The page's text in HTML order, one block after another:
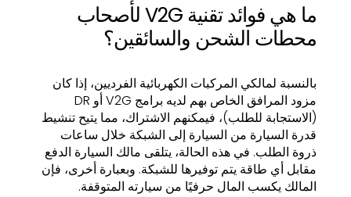
ما هي فوائد تقنية V2G لأصحاب
محطات الشحن والسائقين؟
بالنسبة لمالكي المركبات الكهربائية الفرديين، إذا كان
مزود المرافق الخاص بهم لديه برامج V2G أو DR
(الاستجابة للطلب)، فيمكنهم الاشتراك، مما يتيح تنشيط
قدرة السيارة من السيارة إلى الشبكة خلال ساعات
ذروة الطلب. في هذه الحالة، يتلقى مالك السيارة الدفع
مقابل أي طاقة يتم توفيرها للشبكة. وبعبارة أخرى، فإن
المالك يكسب المال حرفيًا من سيارته المتوقفة.